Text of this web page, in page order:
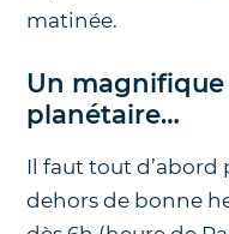
matinée.
Un
planétaire…
Il faut tout d’abord
dehors de bonne